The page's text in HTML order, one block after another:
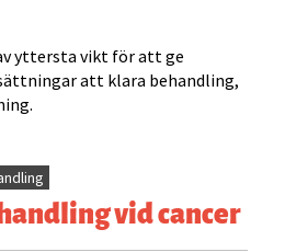
yttersta vikt för att ge
att klara behandling,
vid cancer